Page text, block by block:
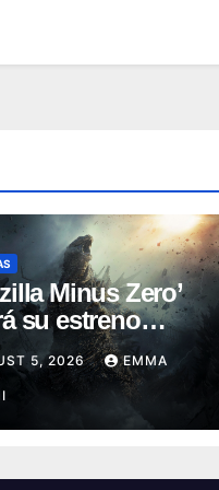
Minus Zero’
su estreno
en el Festival
de Nueva York
5, 2026 EMMA